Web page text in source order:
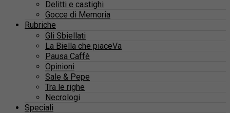
Delitti e castighi
Gocce di Memoria
Rubriche
Gli Sbiellati
La Biella che piaceVa
Pausa Caffè
Opinioni
Sale & Pepe
Tra le righe
Necrologi
Speciali